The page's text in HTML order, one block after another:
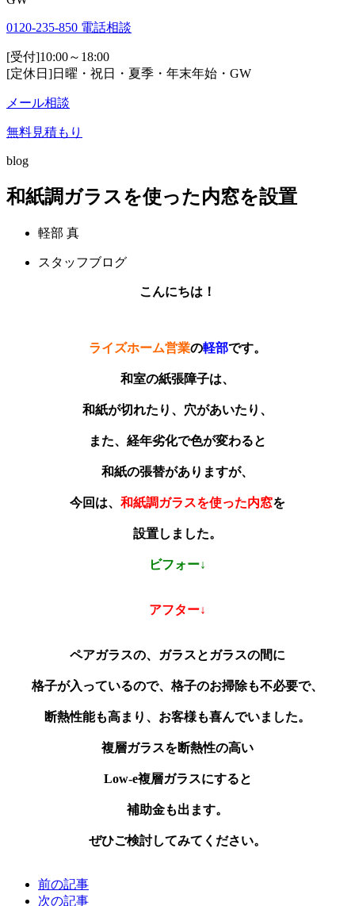
0120-235-850 電話相談
[受付]10:00～18:00
[定休日]日曜・祝日・夏季・年末年始・GW
メール相談
無料見積もり
blog
和紙調ガラスを使った内窓を設置
軽部 真
スタッフブログ
こんにちは！
ライズホーム営業の軽部です。
和室の紙張障子は、
和紙が切れたり、穴があいたり、
また、経年劣化で色が変わると
和紙の張替がありますが、
今回は、 和紙調ガラスを使った内窓を
設置しました。
ビフォー↓
アフター↓
ペアガラスの、ガラスとガラスの間に
格子が入っているので、格子のお掃除も不必要で、
断熱性能も高まり、お客様も喜んでいました。
複層ガラスを断熱性の高い
Low-e複層ガラスにすると
補助金も出ます。
ぜひご検討してみてください。
前の記事
次の記事